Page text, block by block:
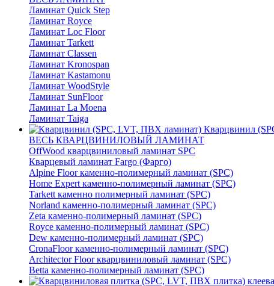
Ламинат Quick Step
Ламинат Royce
Ламинат Loc Floor
Ламинат Tarkett
Ламинат Classen
Ламинат Kronospan
Ламинат Kastamonu
Ламинат WoodStyle
Ламинат SunFloor
Ламинат La Moena
Ламинат Taiga
Кварцвинил
ВЕСЬ КВАРЦВИНИЛОВЫЙ ЛАМИНАТ
OffWood кварцвиниловый ламинат SPC
Кварцевый ламинат Fargo (Фарго)
Alpine Floor каменно-полимерный ламинат (SPC)
Home Expert каменно-полимерный ламинат (SPC)
Tarkett каменно полимерный ламинат (SPC)
Norland каменно-полимерный ламинат (SPC)
Zeta каменно-полимерный ламинат (SPC)
Royce каменно-полимерный ламинат (SPC)
Dew каменно-полимерный ламинат (SPC)
CronaFloor каменно-полимерный ламинат (SPC)
Architector Floor кварцвиниловый ламинат (SPC)
Betta каменно-полимерный ламинат (SPC)